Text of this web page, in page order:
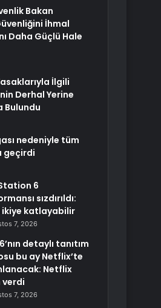
Bakan
İhmal
Daha Güçlü Hale
İlgili
Derhal Yerine
Bulundu
nedeniyle tüm
geçirdi
6
sızdırıldı:
ikiye katlayabilir
7, 2026
detaylı tanıtım
bu ay Netflix’te
Netflix
7, 2026